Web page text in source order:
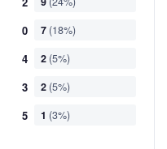
0 7 (18%)
4 2 (5%)
3 2 (5%)
5 1 (3%)